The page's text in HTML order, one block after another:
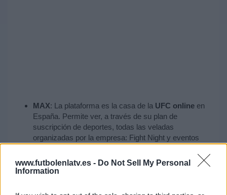
www.futbolenlatv.es - Do Not Sell My Personal
Information
MAX: La plataforma es la casa de la UFC online en
España. Permite ver, a través de su plan de
suscripción de deportes, todas las veladas
organizadas por la empresa: Fight Night y eventos
podrán sintonizar en la app de Eurosport Player.